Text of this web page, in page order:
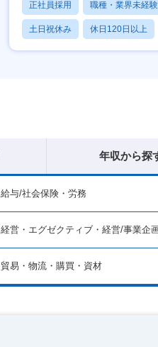
正社員採用 職種・業界未経
土日祝休み 休日120日以上
月残業20時間以内
年収から探
給与/社会保険・労務
経営・エグゼクティブ・経営/事業企
貿易・物流・購買・資材